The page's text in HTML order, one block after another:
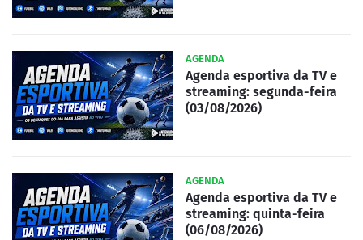
AGENDA
Agenda esportiva da TV e
streaming: segunda-feira
(03/08/2026)
AGENDA
Agenda esportiva da TV e
streaming: quinta-feira
(06/08/2026)